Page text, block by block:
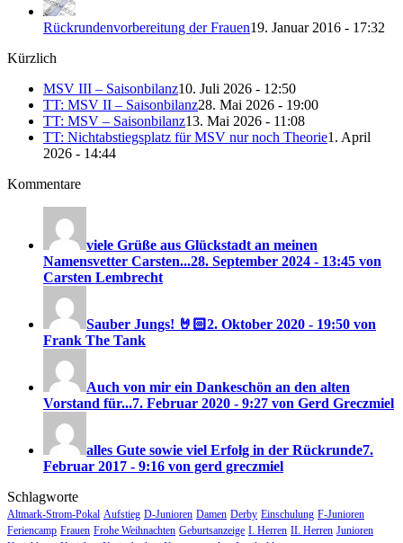
Rückrundenvorbereitung der Frauen19. Januar 2016 - 17:32
Kürzlich
MSV III – Saisonbilanz10. Juli 2026 - 12:50
TT: MSV II – Saisonbilanz28. Mai 2026 - 19:00
TT: MSV – Saisonbilanz13. Mai 2026 - 11:08
TT: Nichtabstiegsplatz für MSV nur noch Theorie1. April
2026 - 14:44
Kommentare
viele Grüße aus Glückstadt an meinen
Namensvetter Carsten...28. September 2024 - 13:45 von
Carsten Lembrecht
Sauber Jungs! 🤘🏻2. Oktober 2020 - 19:50 von
Frank The Tank
Auch von mir ein Dankeschön an den alten
Vorstand für...7. Februar 2020 - 9:27 von Gerd Greczmiel
alles Gute sowie viel Erfolg in der Rückrunde7.
Februar 2017 - 9:16 von gerd greczmiel
Schlagworte
Altmark-Strom-Pokal Aufstieg D-Junioren Damen Derby Einschulung F-Junioren
Feriencamp Frauen Frohe Weihnachten Geburtsanzeige I. Herren II. Herren Junioren